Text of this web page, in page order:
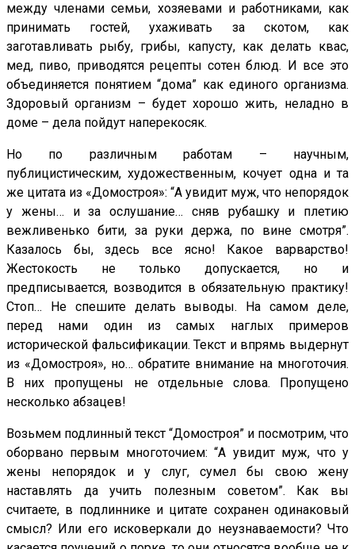
между членами семьи, хозяевами и работниками, как
принимать гостей, ухаживать за скотом, как
заготавливать рыбу, грибы, капусту, как делать квас,
мед, пиво, приводятся рецепты сотен блюд. И все это
объединяется понятием “дома” как единого организма.
Здоровый организм – будет хорошо жить, неладно в
доме – дела пойдут наперекосяк.
Но по различным работам – научным,
публицистическим, художественным, кочует одна и та
же цитата из «Домостроя»: “А увидит муж, что непорядок
у жены… и за ослушание… сняв рубашку и плетию
вежливенько бити, за руки держа, по вине смотря”.
Казалось бы, здесь все ясно! Какое варварство!
Жестокость не только допускается, но и
предписывается, возводится в обязательную практику!
Стоп… Не спешите делать выводы. На самом деле,
перед нами один из самых наглых примеров
исторической фальсификации. Текст и впрямь выдернут
из «Домостроя», но… обратите внимание на многоточия.
В них пропущены не отдельные слова. Пропущено
несколько абзацев!
Возьмем подлинный текст “Домостроя” и посмотрим, что
оборвано первым многоточием: “А увидит муж, что у
жены непорядок и у слуг, сумел бы свою жену
наставлять да учить полезным советом”. Как вы
считаете, в подлиннике и цитате сохранен одинаковый
смысл? Или его исковеркали до неузнаваемости? Что